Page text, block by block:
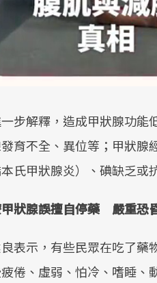
步解釋，造成甲狀腺功能
育不全、異位等；甲狀腺
本氏甲狀腺炎）、碘缺乏或
狀腺誤擅自停藥 嚴重恐
表示，有些民眾在吃了藥
倦、虛弱、怕冷、嗜睡、